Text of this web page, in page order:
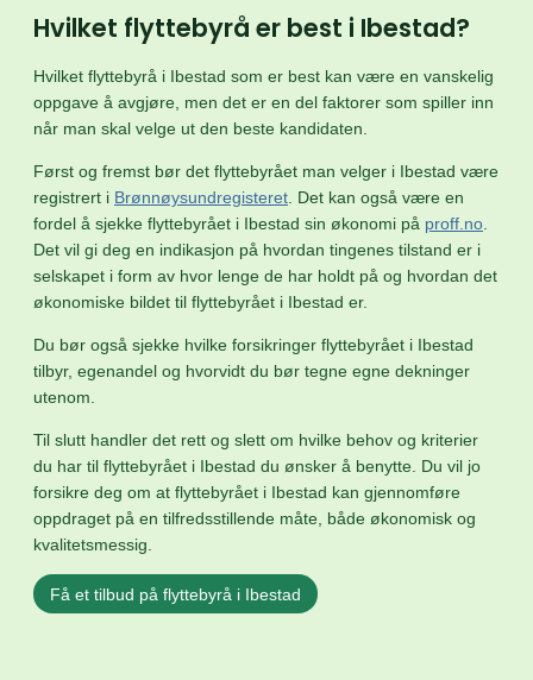
Hvilket flyttebyrå er best i Ibestad?
Hvilket flyttebyrå i Ibestad som er best kan være en vanskelig
oppgave å avgjøre, men det er en del faktorer som spiller inn
når man skal velge ut den beste kandidaten.
Først og fremst bør det flyttebyrået man velger i Ibestad være
registrert i Brønnøysundregisteret . Det kan også være en
fordel å sjekke flyttebyrået i Ibestad sin økonomi på proff.no
Det vil gi deg en indikasjon på hvordan tingenes tilstand er i
selskapet i form av hvor lenge de har holdt på og hvordan det
økonomiske bildet til flyttebyrået i Ibestad er.
Du bør også sjekke hvilke forsikringer flyttebyrået i Ibestad
tilbyr, egenandel og hvorvidt du bør tegne egne dekninger
utenom.
Til slutt handler det rett og slett om hvilke behov og kriterier
du har til flyttebyrået i Ibestad du ønsker å benytte. Du vil jo
forsikre deg om at flyttebyrået i Ibestad kan gjennomføre
oppdraget på en tilfredsstillende måte, både økonomisk og
kvalitetsmessig.
Få et tilbud på flyttebyrå i Ibestad